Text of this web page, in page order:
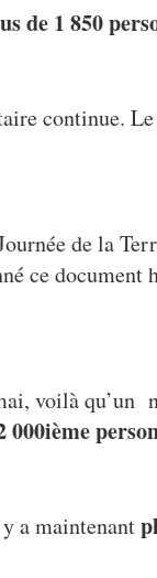
de 1 850
continue.
de la
ce document
voilà qu’un
000ième
a maintenant